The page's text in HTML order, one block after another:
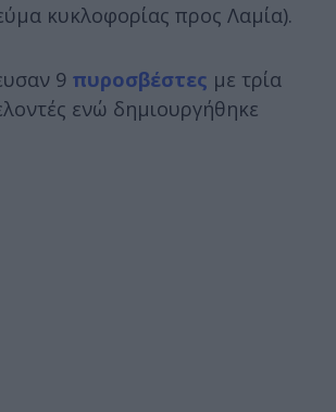
κυκλοφορίας προς Λαμία).
9 πυροσβέστες με τρία
ενώ δημιουργήθηκε